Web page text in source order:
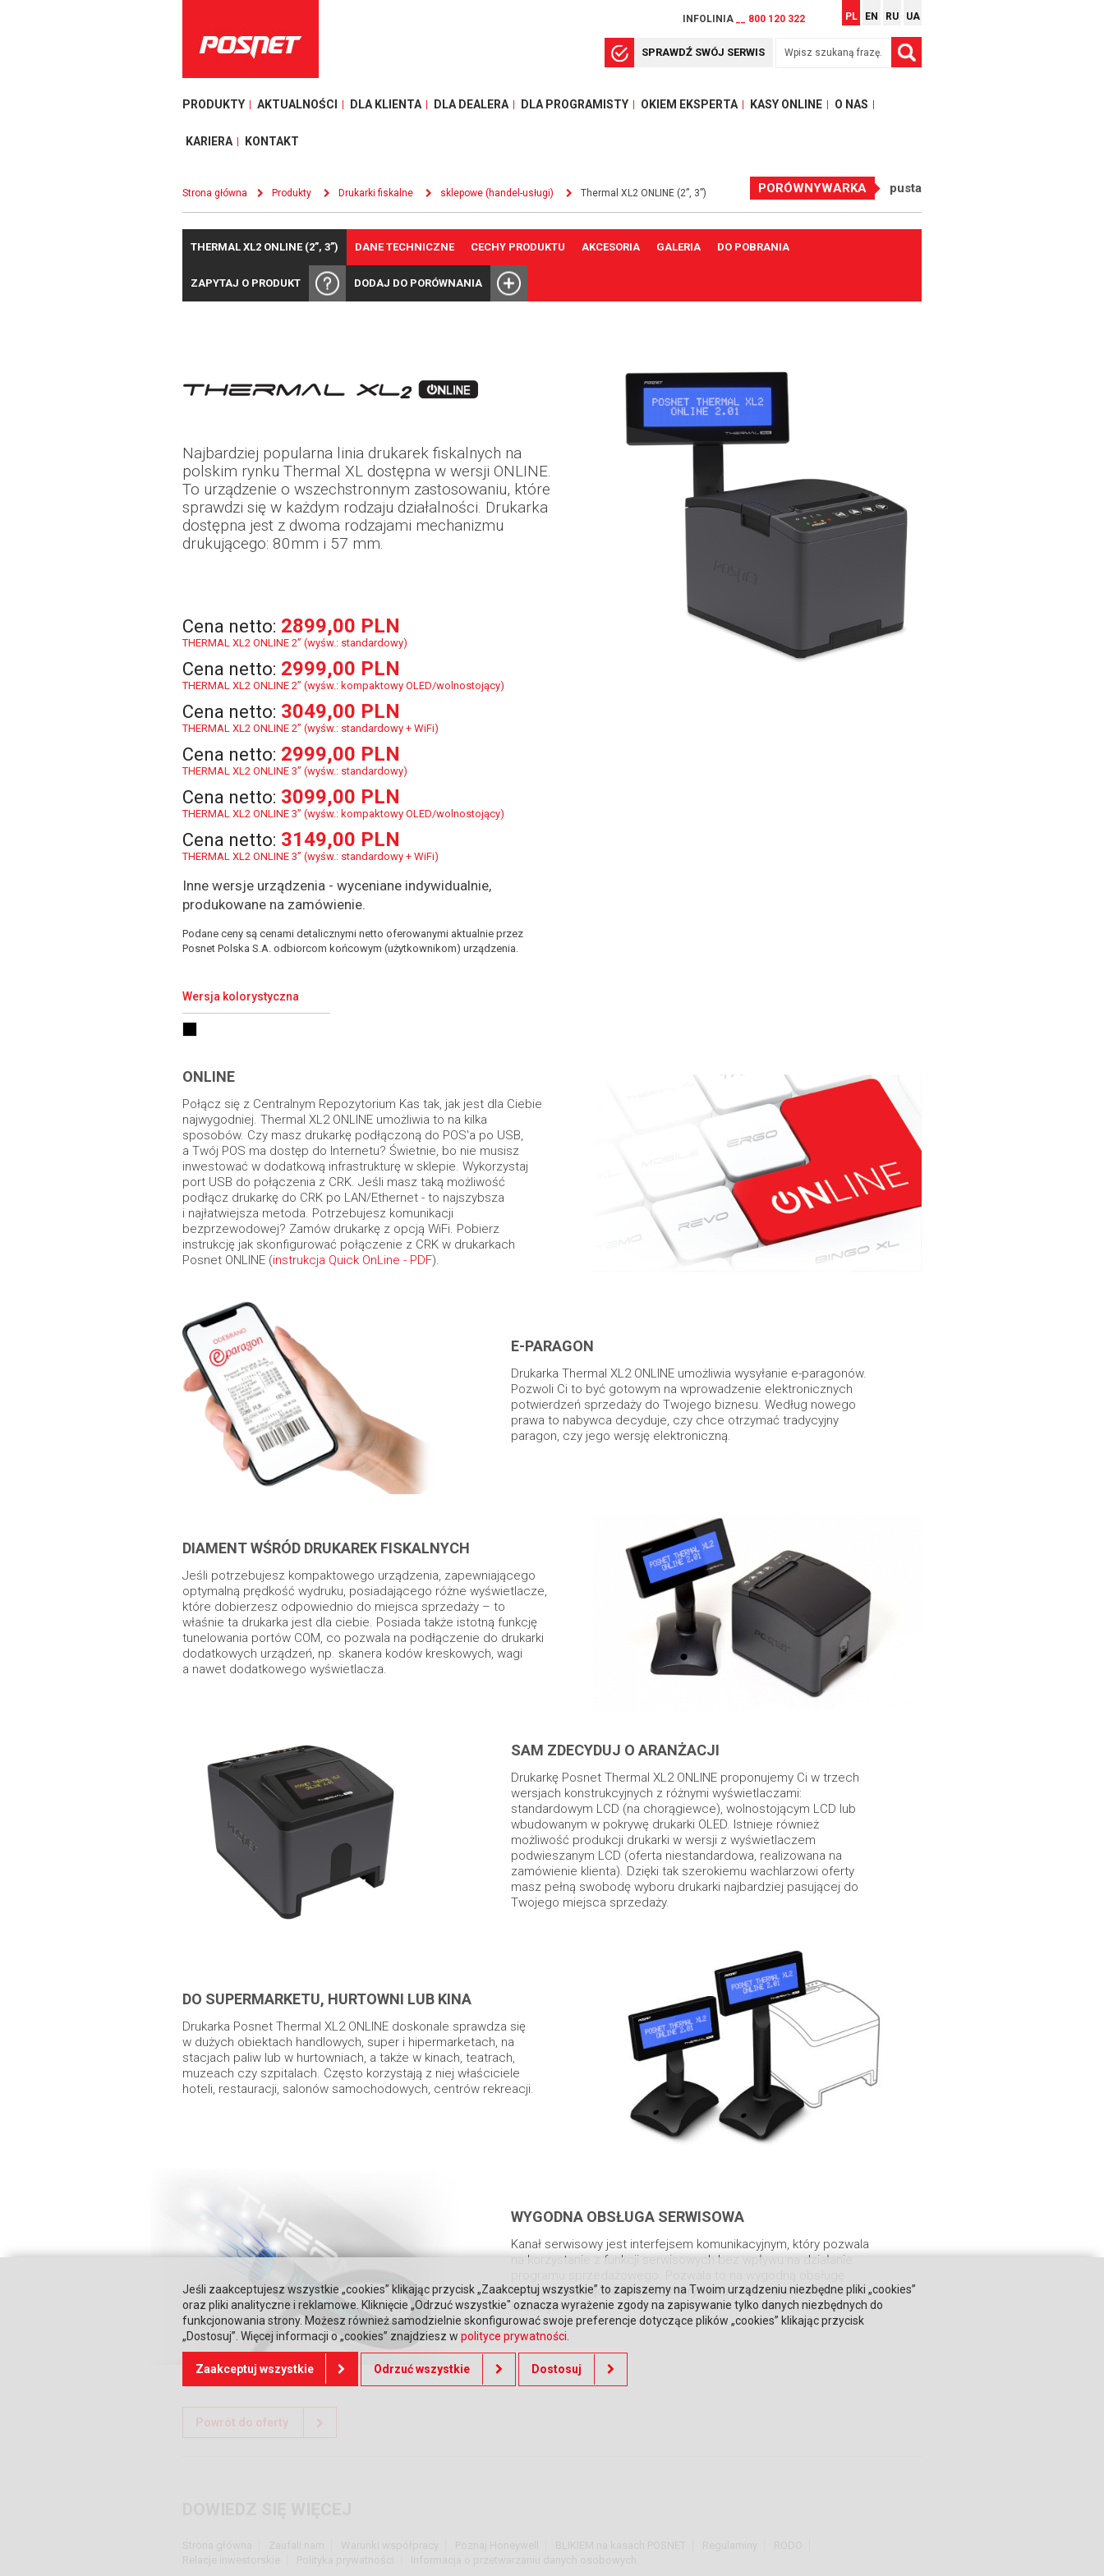
INFOLINIA __ 800 120 322 PL EN RU UA
SPRAWDŹ SWÓJ SERWIS
PRODUKTY AKTUALNOŚCI DLA KLIENTA DLA DEALERA DLA PROGRAMISTY OKIEM EKSPERTA KASY ONLINE O NAS
KARIERA KONTAKT
Strona główna Produkty Drukarki fiskalne sklepowe (handel-usługi) Thermal XL2 ONLINE (2”, 3”) PORÓWNYWARKA pusta
THERMAL XL2 ONLINE (2”, 3”) DANE TECHNICZNE CECHY PRODUKTU AKCESORIA GALERIA DO POBRANIA
ZAPYTAJ O PRODUKT DODAJ DO PORÓWNANIA
Najbardziej popularna linia drukarek fiskalnych na
polskim rynku Thermal XL dostępna w wersji ONLINE.
To urządzenie o wszechstronnym zastosowaniu, które
sprawdzi się w każdym rodzaju działalności. Drukarka
dostępna jest z dwoma rodzajami mechanizmu
drukującego: 80mm i 57 mm.
Cena netto: 2899,00 PLN
THERMAL XL2 ONLINE 2” (wyśw.: standardowy)
Cena netto: 2999,00 PLN
THERMAL XL2 ONLINE 2” (wyśw.: kompaktowy OLED/wolnostojący)
Cena netto: 3049,00 PLN
THERMAL XL2 ONLINE 2” (wyśw.: standardowy + WiFi)
Cena netto: 2999,00 PLN
THERMAL XL2 ONLINE 3” (wyśw.: standardowy)
Cena netto: 3099,00 PLN
THERMAL XL2 ONLINE 3” (wyśw.: kompaktowy OLED/wolnostojący)
Cena netto: 3149,00 PLN
THERMAL XL2 ONLINE 3” (wyśw.: standardowy + WiFi)
Inne wersje urządzenia - wyceniane indywidualnie,
produkowane na zamówienie.
Podane ceny są cenami detalicznymi netto oferowanymi aktualnie przez
Posnet Polska S.A. odbiorcom końcowym (użytkownikom) urządzenia.
Wersja kolorystyczna
ONLINE
Połącz się z Centralnym Repozytorium Kas tak, jak jest dla Ciebie
najwygodniej. Thermal XL2 ONLINE umożliwia to na kilka
sposobów. Czy masz drukarkę podłączoną do POS'a po USB,
a Twój POS ma dostęp do Internetu? Świetnie, bo nie musisz
inwestować w dodatkową infrastrukturę w sklepie. Wykorzystaj
port USB do połączenia z CRK. Jeśli masz taką możliwość
podłącz drukarkę do CRK po LAN/Ethernet - to najszybsza
i najłatwiejsza metoda. Potrzebujesz komunikacji
bezprzewodowej? Zamów drukarkę z opcją WiFi. Pobierz
instrukcję jak skonfigurować połączenie z CRK w drukarkach
Posnet ONLINE (instrukcja Quick OnLine - PDF).
E-PARAGON
Drukarka Thermal XL2 ONLINE umożliwia wysyłanie e-paragonów.
Pozwoli Ci to być gotowym na wprowadzenie elektronicznych
potwierdzeń sprzedaży do Twojego biznesu. Według nowego
prawa to nabywca decyduje, czy chce otrzymać tradycyjny
paragon, czy jego wersję elektroniczną.
DIAMENT WŚRÓD DRUKAREK FISKALNYCH
Jeśli potrzebujesz kompaktowego urządzenia, zapewniającego
optymalną prędkość wydruku, posiadającego różne wyświetlacze,
które dobierzesz odpowiednio do miejsca sprzedaży – to
właśnie ta drukarka jest dla ciebie. Posiada także istotną funkcję
tunelowania portów COM, co pozwala na podłączenie do drukarki
dodatkowych urządzeń, np. skanera kodów kreskowych, wagi
a nawet dodatkowego wyświetlacza.
SAM ZDECYDUJ O ARANŻACJI
Drukarkę Posnet Thermal XL2 ONLINE proponujemy Ci w trzech
wersjach konstrukcyjnych z różnymi wyświetlaczami:
standardowym LCD (na chorągiewce), wolnostojącym LCD lub
wbudowanym w pokrywę drukarki OLED. Istnieje również
możliwość produkcji drukarki w wersji z wyświetlaczem
podwieszanym LCD (oferta niestandardowa, realizowana na
zamówienie klienta). Dzięki tak szerokiemu wachlarzowi oferty
masz pełną swobodę wyboru drukarki najbardziej pasującej do
Twojego miejsca sprzedaży.
DO SUPERMARKETU, HURTOWNI LUB KINA
Drukarka Posnet Thermal XL2 ONLINE doskonale sprawdza się
w dużych obiektach handlowych, super i hipermarketach, na
stacjach paliw lub w hurtowniach, a także w kinach, teatrach,
muzeach czy szpitalach. Często korzystają z niej właściciele
hoteli, restauracji, salonów samochodowych, centrów rekreacji.
WYGODNA OBSŁUGA SERWISOWA
Kanał serwisowy jest interfejsem komunikacyjnym, który pozwala
na korzystanie z funkcji serwisowych bez wpływu na działanie
serwisową urządzenia bez przerywania pracy na stanowisku
kasowym.
Powrót do oferty
Jeśli zaakceptujesz wszystkie „cookies” klikając przycisk „Zaakceptuj wszystkie” to zapiszemy na Twoim urządzeniu niezbędne pliki „cookies”
oraz pliki analityczne i reklamowe. Kliknięcie „Odrzuć wszystkie" oznacza wyrażenie zgody na zapisywanie tylko danych niezbędnych do
funkcjonowania strony. Możesz również samodzielnie skonfigurować swoje preferencje dotyczące plików „cookies” klikając przycisk
„Dostosuj”. Więcej informacji o „cookies” znajdziesz w polityce prywatności
Zaakceptuj wszystkie Odrzuć wszystkie Dostosuj